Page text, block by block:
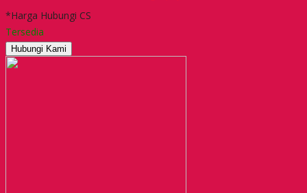
*Harga Hubungi CS
Tersedia
Hubungi Kami